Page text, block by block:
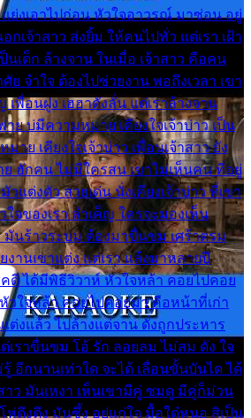
แย่งเอาไปก่อน หัวใจอาวรณ์ มาซ่อน อยู่
กเจ้าสาว ส่งยิ้ม ให้คนไปทั่ว แต่เรา เฝ้า
นเด็ก ล้างจาน ในเมื่อ เจ้าสาว คือคน
ย จำใจ ต้องไปช่วยงาน พอถึงเวลา เขา
พื่อนฝูง เฮฮาดังลั่น แต่เราล้างจาน
าย บ่มีความหมาย เคียงใจเจ้าบ่าว เป็น
าย เคียงใจเจ้าบ่าว เพื่อนเจ้าสาว ยัง
ฮักคน ไม่มีใครสน เขาไม่เห็นคน ที่อยู่
วแต่งตัว สวยเด่น นั่งเคียงเจ้าบ่าว ที่เขา
ใจของเรา ลำเค็ญ ใครจะมองเห็น
มันร้าวระบม ต้องมาขื่นขม เศร้าตรม
านเขาแต่ง แต่เรา แล้งมาหลายปี
ดี ได้มีพิธีวิวาห์ หัวใจหล้า คอยไปคอย
วใจหล้า คอยไปคอยมา คือหน้าที่เก่า
ต่งแล้ว ไปล้างแต่จาน ดั่งถูกประหาร
เราขื่นขม โอ้ รัก ลอยลม ไม่สม ดัง ใจ
อีกนานเท่าใด จะได้ เลื่อนขั้นบันได ได้
าว มันเหงา เห็นเขามีคู่ ซมดู มีคู่ก็ม่วน
ห่ตึงตึง มันซึ้ง อยู่แก่ใจ มื้อใด๋หนอ สิเป็น